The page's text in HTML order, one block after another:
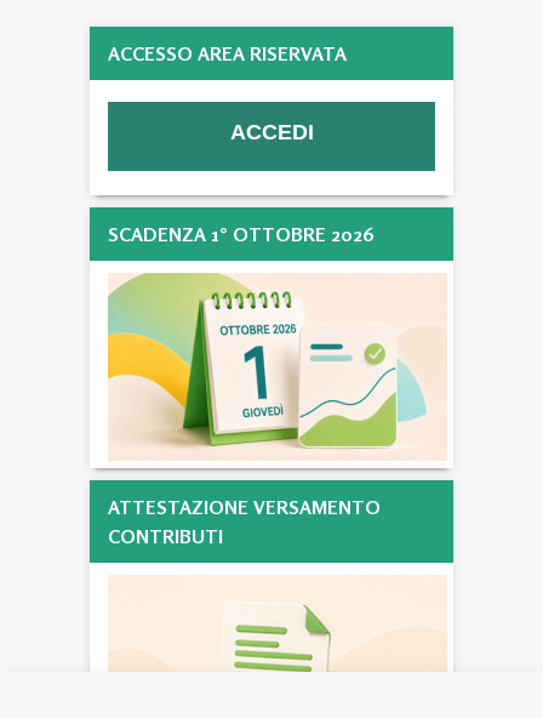
ACCESSO AREA RISERVATA
SCADENZA 1° OTTOBRE 2026
ATTESTAZIONE VERSAMENTO
CONTRIBUTI